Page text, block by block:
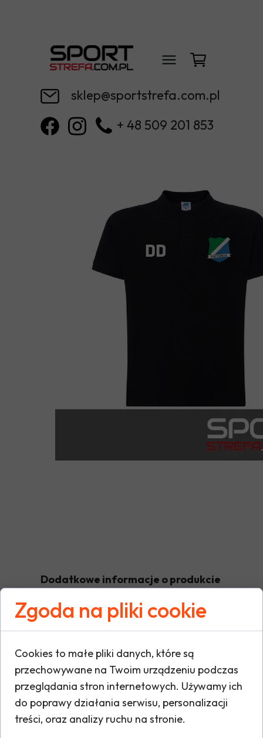
sklep@sportstrefa.com.pl
+ 48 509 201 853
Dodatkowe informacje o produkcie
W tej sekcji warto umieścić istotne
warunki gwarancji, zalecenia dotyczące
oraz ewentualne certyfikaty lub nagrody.
i buduje zaufanie do marki.
Zgoda na pliki cookie
Cookies to małe pliki danych, które są
przechowywane na Twoim urządzeniu podczas
przeglądania stron internetowych. Używamy ich
do poprawy działania serwisu, personalizacji
treści, oraz analizy ruchu na stronie.